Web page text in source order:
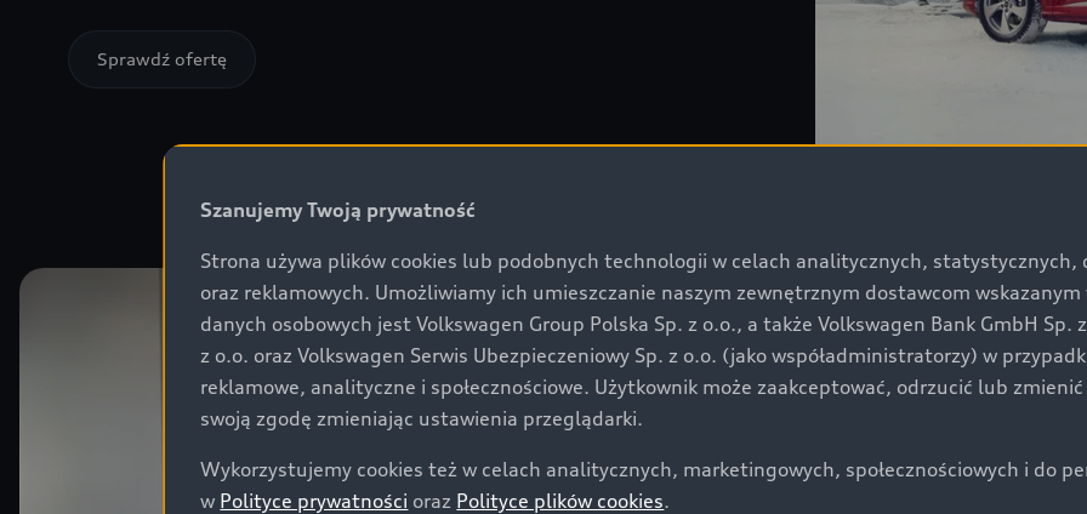
Szanujemy Twoją prywatność
Strona używa plików cookies lub podobnych technologii w celach analitycznych,
oraz reklamowych. Umożliwiamy ich umieszczanie naszym zewnętrznym dostawcom
danych osobowych jest Volkswagen Group Polska Sp. z o.o., a także Volkswagen Bank GmbH Sp.
z o.o. oraz Volkswagen Serwis Ubezpieczeniowy Sp. z o.o. (jako współadministratorzy) w
reklamowe, analityczne i społecznościowe. Użytkownik może zaakceptować, odrzucić lub
swoją zgodę zmieniając ustawienia przeglądarki.
Wykorzystujemy cookies też w celach analitycznych, marketingowych, społecznościowych i do
w Polityce prywatności oraz Polityce plików cookies.
Sprawdź ofertę
Części
Oryginalne części
niezawodnością,
pojazdu. Nasza
regularnie